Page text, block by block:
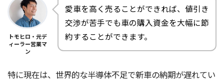
トモヒロ・元デ
ィーラー営業マ
ン
愛車を高く売ることができれば、値引き
交渉が苦手でも車の購入資金を大幅に節
約することができます。
特に現在は、世界的な半導体不足で新車の納期が遅れてい